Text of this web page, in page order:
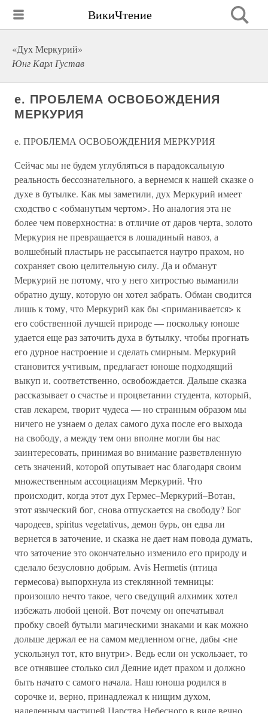
ВикиЧтение
«Дух Меркурий»
Юнг Карл Густав
е. ПРОБЛЕМА ОСВОБОЖДЕНИЯ
МЕРКУРИЯ
е. ПРОБЛЕМА ОСВОБОЖДЕНИЯ МЕРКУРИЯ
Сейчас мы не будем углубляться в парадоксальную
реальность бессознательного, а вернемся к нашей сказке о
духе в бутылке. Как мы заметили, дух Меркурий имеет
сходство с <обманутым чертом>. Но аналогия эта не
более чем поверхностна: в отличие от даров черта, золото
Меркурия не превращается в лошадиный навоз, а
волшебный пластырь не рассыпается наутро прахом, но
сохраняет свою целительную силу. Да и обманут
Меркурий не потому, что у него хитростью выманили
обратно душу, которую он хотел забрать. Обман сводится
лишь к тому, что Меркурий как бы <приманивается> к
его собственной лучшей природе — поскольку юноше
удается еще раз заточить духа в бутылку, чтобы прогнать
его дурное настроение и сделать смирным. Меркурий
становится учтивым, предлагает юноше подходящий
выкуп и, соответственно, освобождается. Дальше сказка
рассказывает о счастье и процветании студента, который,
став лекарем, творит чудеса — но странным образом мы
ничего не узнаем о делах самого духа после его выхода
на свободу, а между тем они вполне могли бы нас
заинтересовать, принимая во внимание разветвленную
сеть значений, которой опутывает нас благодаря своим
множественным ассоциациям Меркурий. Что
происходит, когда этот дух Гермес–Меркурий–Вотан,
этот языческий бог, снова отпускается на свободу? Бог
чародеев, spiritus vegetativus, демон бурь, он едва ли
вернется в заточение, и сказка не дает нам повода думать,
что заточение это окончательно изменило его природу и
сделало безусловно добрым. Avis Hermetis (птица
гермесова) выпорхнула из стеклянной темницы:
произошло нечто такое, чего сведущий алхимик хотел
избежать любой ценой. Вот почему он опечатывал
пробку своей бутыли магическими знаками и как можно
дольше держал ее на самом медленном огне, дабы <не
ускользнул тот, кто внутри>. Ведь если он ускользает, то
все отнявшее столько сил Деяние идет прахом и должно
быть начато с самого начала. Наш юноша родился в
сорочке и, верно, принадлежал к нищим духом,
наделенным частицей Царства Небесного в виде вечно